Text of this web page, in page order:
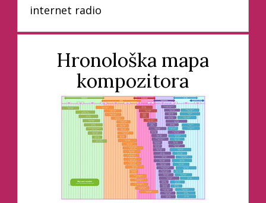
internet radio
Hronološka mapa
kompozitora